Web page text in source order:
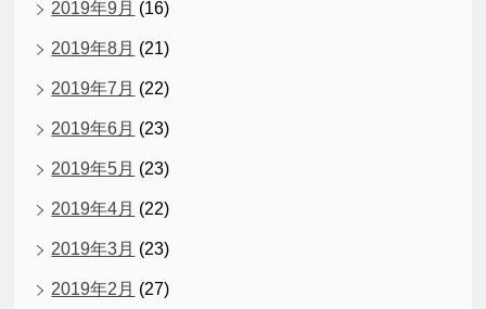
2019年9月 (16)
2019年8月 (21)
2019年7月 (22)
2019年6月 (23)
2019年5月 (23)
2019年4月 (22)
2019年3月 (23)
2019年2月 (27)